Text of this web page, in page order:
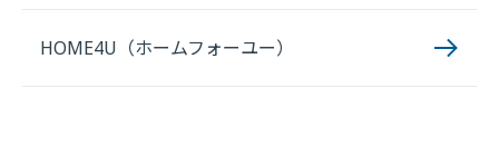
HOME4U（ホームフォーユー）